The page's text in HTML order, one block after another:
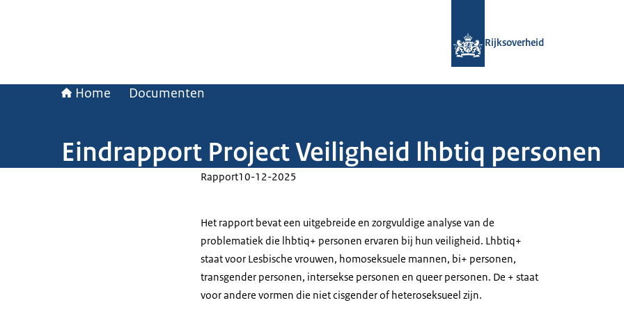
Rijksoverheid
Home Documenten
Eindrapport Project Veiligheid lhbtiq personen
Rapport10-12-2025
Het rapport bevat een uitgebreide en zorgvuldige analyse van de
problematiek die lhbtiq+ personen ervaren bij hun veiligheid. Lhbtiq+
staat voor Lesbische vrouwen, homoseksuele mannen, bi+ personen,
transgender personen, intersekse personen en queer personen. De + staat
voor andere vormen die niet cisgender of heteroseksueel zijn.